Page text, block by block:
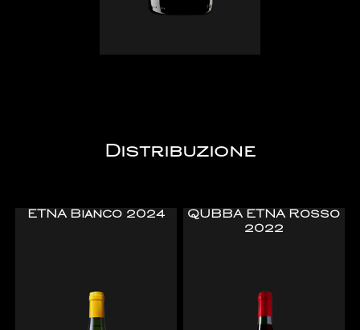
Distribuzione
ETNA Bianco 2024
QUBBA ETNA Rosso
2022